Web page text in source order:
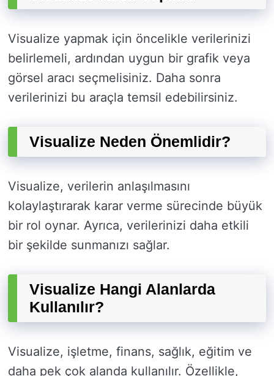
Visualize yapmak için öncelikle verilerinizi
belirlemeli, ardından uygun bir grafik veya
görsel aracı seçmelisiniz. Daha sonra
verilerinizi bu araçla temsil edebilirsiniz.
Visualize Neden Önemlidir?
Visualize, verilerin anlaşılmasını
kolaylaştırarak karar verme sürecinde büyük
bir rol oynar. Ayrıca, verilerinizi daha etkili
bir şekilde sunmanızı sağlar.
Visualize Hangi Alanlarda
Kullanılır?
Visualize, işletme, finans, sağlık, eğitim ve
daha pek çok alanda kullanılır. Özellikle,